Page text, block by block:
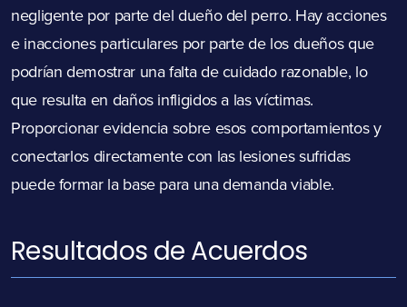
negligente por parte del dueño del perro. Hay acciones
e inacciones particulares por parte de los dueños que
podrían demostrar una falta de cuidado razonable, lo
que resulta en daños infligidos a las víctimas.
Proporcionar evidencia sobre esos comportamientos y
conectarlos directamente con las lesiones sufridas
puede formar la base para una demanda viable.
Resultados de Acuerdos